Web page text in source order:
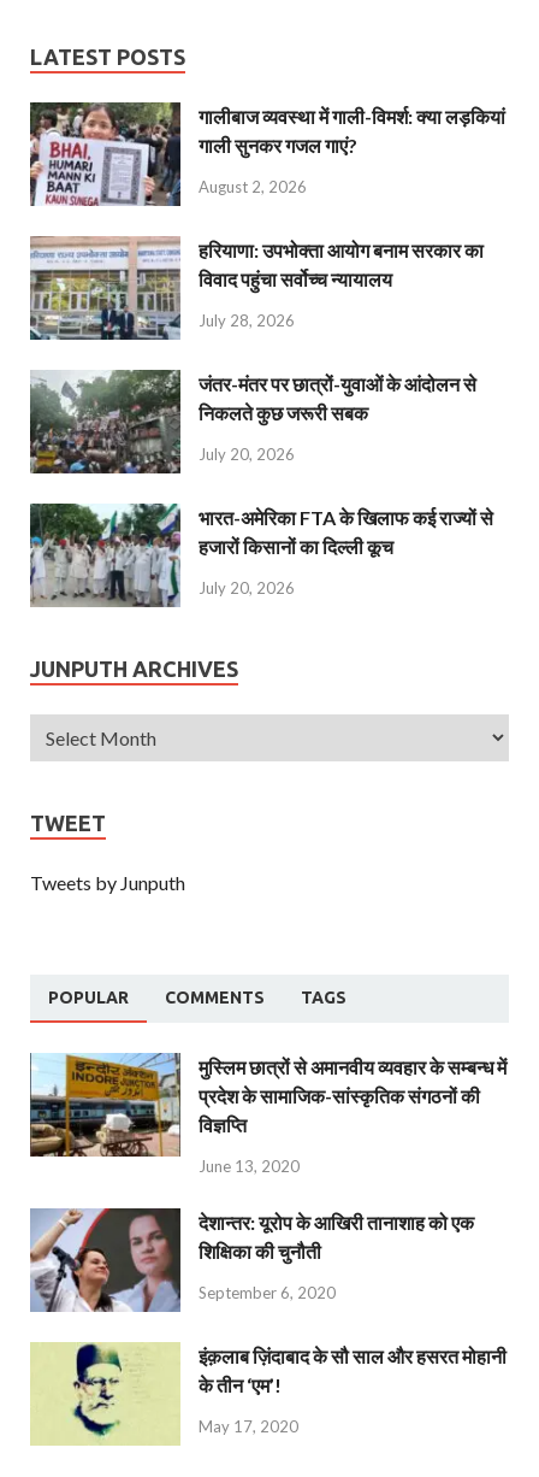
LATEST POSTS
गालीबाज व्‍यवस्‍था में गाली-विमर्श: क्या लड़कियां
गाली सुनकर गजल गाएं?
August 2, 2026
हरियाणा: उपभोक्ता आयोग बनाम सरकार का
विवाद पहुंचा सर्वोच्च न्यायालय
July 28, 2026
जंतर-मंतर पर छात्रों-युवाओं के आंदोलन से
निकलते कुछ जरूरी सबक
July 20, 2026
भारत-अमेरिका FTA के खिलाफ कई राज्यों से
हजारों किसानों का दिल्ली कूच
July 20, 2026
JUNPUTH ARCHIVES
TWEET
Tweets by Junputh
POPULAR COMMENTS TAGS
मुस्लिम छात्रों से अमानवीय व्यवहार के सम्बन्ध में
प्रदेश के सामाजिक-सांस्कृतिक संगठनों की
विज्ञप्ति
June 13, 2020
देशान्‍तर: यूरोप के आखिरी तानाशाह को एक
शिक्षिका की चुनौती
September 6, 2020
इंक़लाब ज़िंदाबाद के सौ साल और हसरत मोहानी
के तीन ‘एम’!
May 17, 2020